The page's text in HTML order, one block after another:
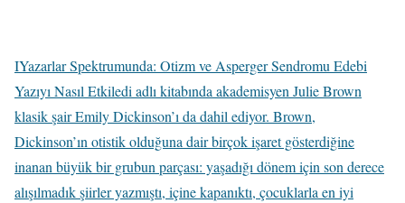
IYazarlar Spektrumunda: Otizm ve Asperger Sendromu Edebi
Yazıyı Nasıl Etkiledi adlı kitabında akademisyen Julie Brown
klasik şair Emily Dickinson’ı da dahil ediyor. Brown,
Dickinson’ın otistik olduğuna dair birçok işaret gösterdiğine
inanan büyük bir grubun parçası: yaşadığı dönem için son derece
alışılmadık şiirler yazmıştı, içine kapanıktı, çocuklarla en iyi